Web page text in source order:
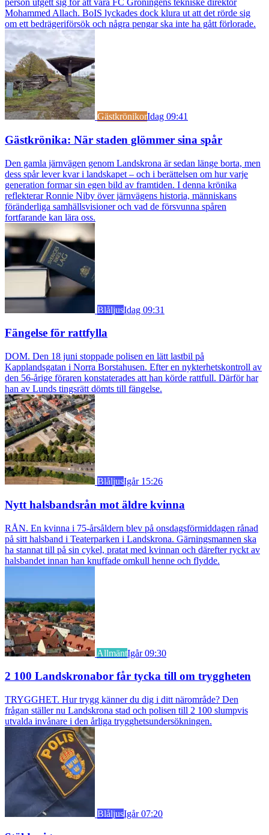
person utgett sig för att vara FC Groningens tekniske direktör
Mohammed Allach. BoIS lyckades dock klura ut att det rörde sig
om ett bedrägeriförsök och några pengar ska inte ha gått förlorade.
GästkrönikorIdag 09:41
Gästkrönika: När staden glömmer sina spår
Den gamla järnvägen genom Landskrona är sedan länge borta, men
dess spår lever kvar i landskapet – och i berättelsen om hur varje
generation formar sin egen bild av framtiden. I denna krönika
reflekterar Ronnie Niby över järnvägens historia, människans
föränderliga samhällsvisioner och vad de försvunna spåren
fortfarande kan lära oss.
BlåljusIdag 09:31
Fängelse för rattfylla
DOM. Den 18 juni stoppade polisen en lätt lastbil på
Kapplandsgatan i Norra Borstahusen. Efter en nykterhetskontroll av
den 56-årige föraren konstaterades att han körde rattfull. Därför har
han av Lunds tingsrätt dömts till fängelse.
BlåljusIgår 15:26
Nytt halsbandsrån mot äldre kvinna
RÅN. En kvinna i 75-årsåldern blev på onsdagsförmiddagen rånad
på sitt halsband i Teaterparken i Landskrona. Gärningsmannen ska
ha stannat till på sin cykel, pratat med kvinnan och därefter ryckt av
halsbandet innan han knuffade omkull henne och flydde.
AllmäntIgår 09:30
2 100 Landskronabor får tycka till om tryggheten
TRYGGHET. Hur trygg känner du dig i ditt närområde? Den
frågan ställer nu Landskrona stad och polisen till 2 100 slumpvis
utvalda invånare i den årliga trygghetsundersökningen.
BlåljusIgår 07:20